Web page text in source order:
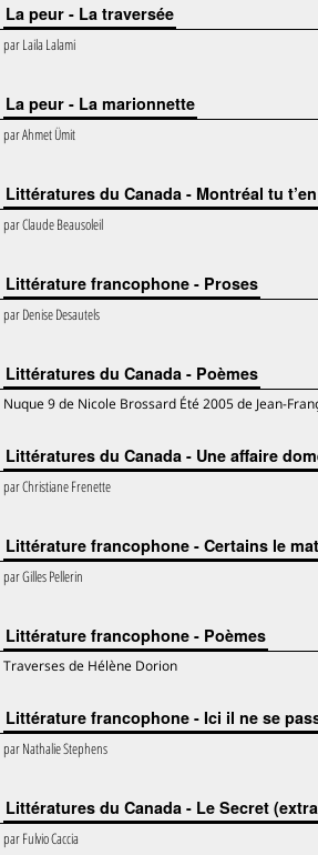
La peur - La traversée
parLaila Lalami
La peur - La marionnette
parAhmet Ümit
Littératures du Canada - Montréal tu
parClaude Beausoleil
Littérature francophone - Proses
parDenise Desautels
Littératures du Canada - Poèmes
Nuque 9 de Nicole Brossard Été 2005 de Jean-
Littératures du Canada - Une affaire
parChristiane Frenette
Littérature francophone - Certains le
parGilles Pellerin
Littérature francophone - Poèmes
Traverses de Hélène Dorion
Littérature francophone - Ici il ne se
parNathalie Stephens
Littératures du Canada - Le Secret
parFulvio Caccia